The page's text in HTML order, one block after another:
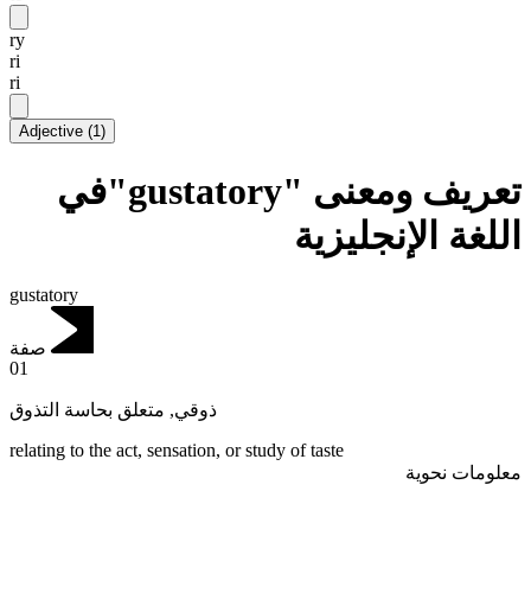
ry
ri
ri
Adjective (1)
تعريف ومعنى "gustatory"في
اللغة الإنجليزية
gustatory
صفة
01
ذوقي, متعلق بحاسة التذوق
relating to the act, sensation, or study of taste
معلومات نحوية